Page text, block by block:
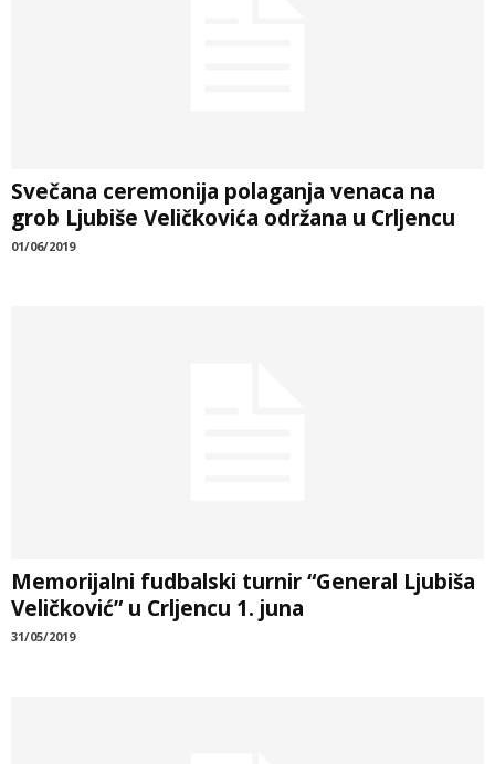
Svečana ceremonija polaganja venaca na
grob Ljubiše Veličkovića održana u Crljencu
01/06/2019
Memorijalni fudbalski turnir “General Ljubiša
Veličković” u Crljencu 1. juna
31/05/2019